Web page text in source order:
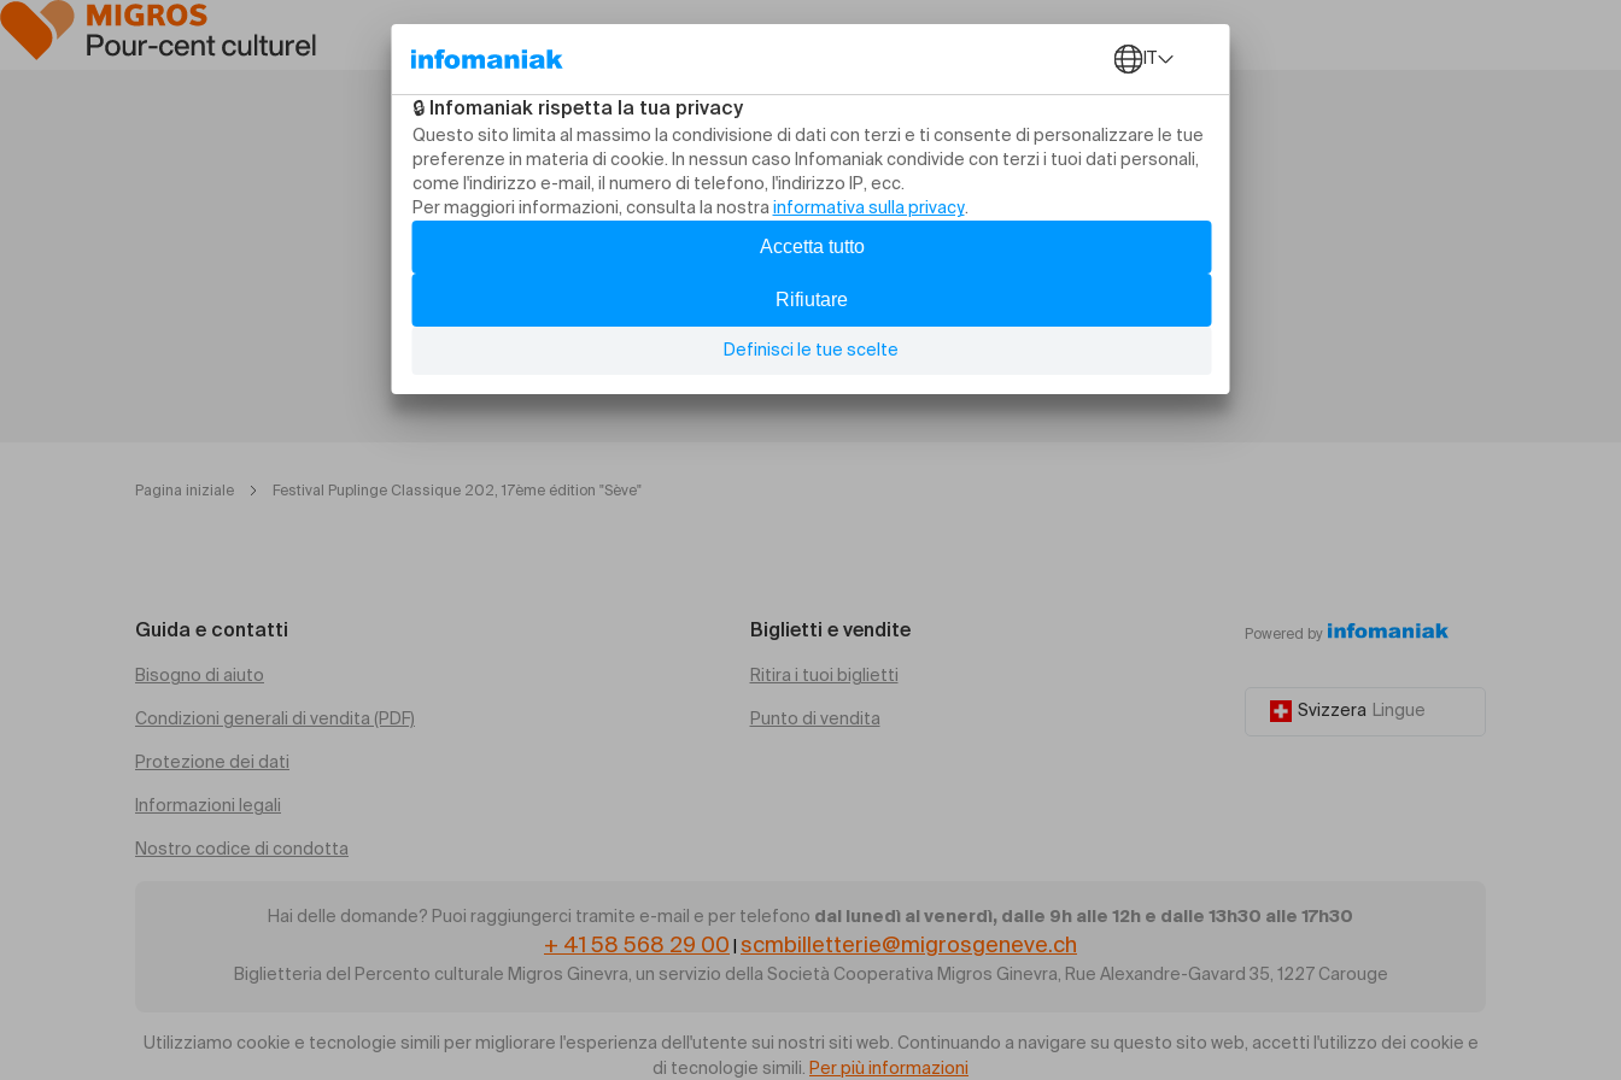
Pagina iniziale Festival Puplinge Classique 202, 17ème édition "Sève"
Guida e contatti
Bisogno di aiuto
Condizioni generali di vendita (PDF)
Protezione dei dati
Informazioni legali
Nostro codice di condotta
Biglietti e vendite
Ritira i tuoi biglietti
Punto di vendita
Powered by
Svizzera Lingue
Hai delle domande? Puoi raggiungerci tramite e-mail e per telefono dal lunedì al venerdì, dalle 9h alle 12h e dalle 13h30 alle 17h30
+ 41 58 568 29 00 scmbilletterie@migrosgeneve.ch
Biglietteria del Percento culturale Migros Ginevra, un servizio della Società Cooperativa Migros Ginevra, Rue Alexandre-Gavard 35, 1227 Carouge
Utilizziamo cookie e tecnologie simili per migliorare l'esperienza dell'utente sui nostri siti web. Continuando a navigare su questo sito web, accetti l'utilizzo dei cookie e
di tecnologie simili. Per più informazioni